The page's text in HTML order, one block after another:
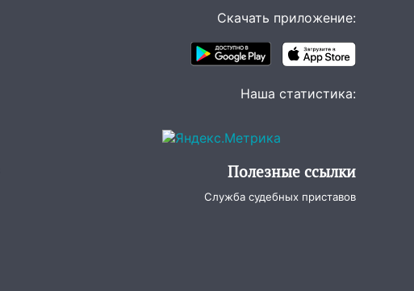
Скачать приложение:
Наша статистика:
Полезные ссылки
Служба судебных приставов